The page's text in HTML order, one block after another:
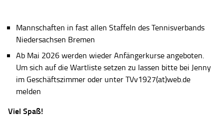
Mannschaften in fast allen Staffeln des Tennisverbands
Niedersachsen Bremen
Ab Mai 2026 werden wieder Anfängerkurse angeboten.
Um sich auf die Wartliste setzen zu lassen bitte bei Jenny
im Geschäftszimmer oder unter TVv1927(at)web.de
melden
Viel Spaß!